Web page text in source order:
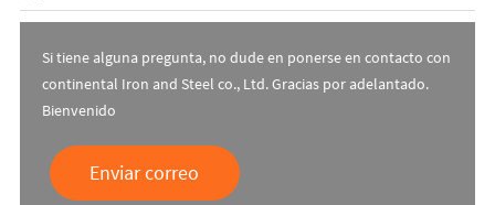
Si tiene alguna pregunta, no dude en ponerse en contacto con
continental Iron and Steel co., Ltd. Gracias por adelantado.
Bienvenido
Enviar correo